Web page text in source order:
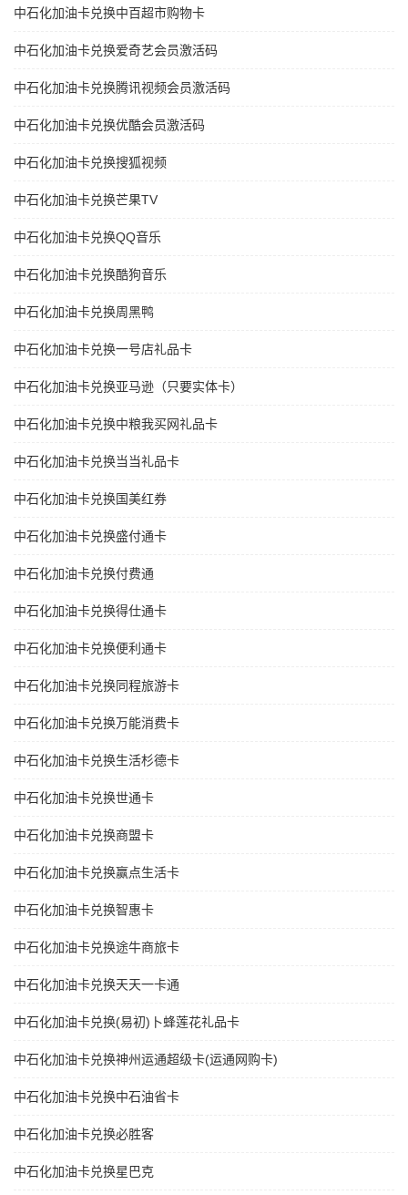
中石化加油卡兑换中百超市购物卡
中石化加油卡兑换爱奇艺会员激活码
中石化加油卡兑换腾讯视频会员激活码
中石化加油卡兑换优酷会员激活码
中石化加油卡兑换搜狐视频
中石化加油卡兑换芒果TV
中石化加油卡兑换QQ音乐
中石化加油卡兑换酷狗音乐
中石化加油卡兑换周黑鸭
中石化加油卡兑换一号店礼品卡
中石化加油卡兑换亚马逊（只要实体卡）
中石化加油卡兑换中粮我买网礼品卡
中石化加油卡兑换当当礼品卡
中石化加油卡兑换国美红券
中石化加油卡兑换盛付通卡
中石化加油卡兑换付费通
中石化加油卡兑换得仕通卡
中石化加油卡兑换便利通卡
中石化加油卡兑换同程旅游卡
中石化加油卡兑换万能消费卡
中石化加油卡兑换生活杉德卡
中石化加油卡兑换世通卡
中石化加油卡兑换商盟卡
中石化加油卡兑换赢点生活卡
中石化加油卡兑换智惠卡
中石化加油卡兑换途牛商旅卡
中石化加油卡兑换天天一卡通
中石化加油卡兑换(易初)卜蜂莲花礼品卡
中石化加油卡兑换神州运通超级卡(运通网购卡)
中石化加油卡兑换中石油省卡
中石化加油卡兑换必胜客
中石化加油卡兑换星巴克